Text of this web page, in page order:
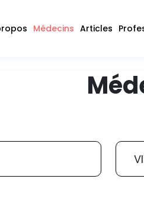
Médecins Articles